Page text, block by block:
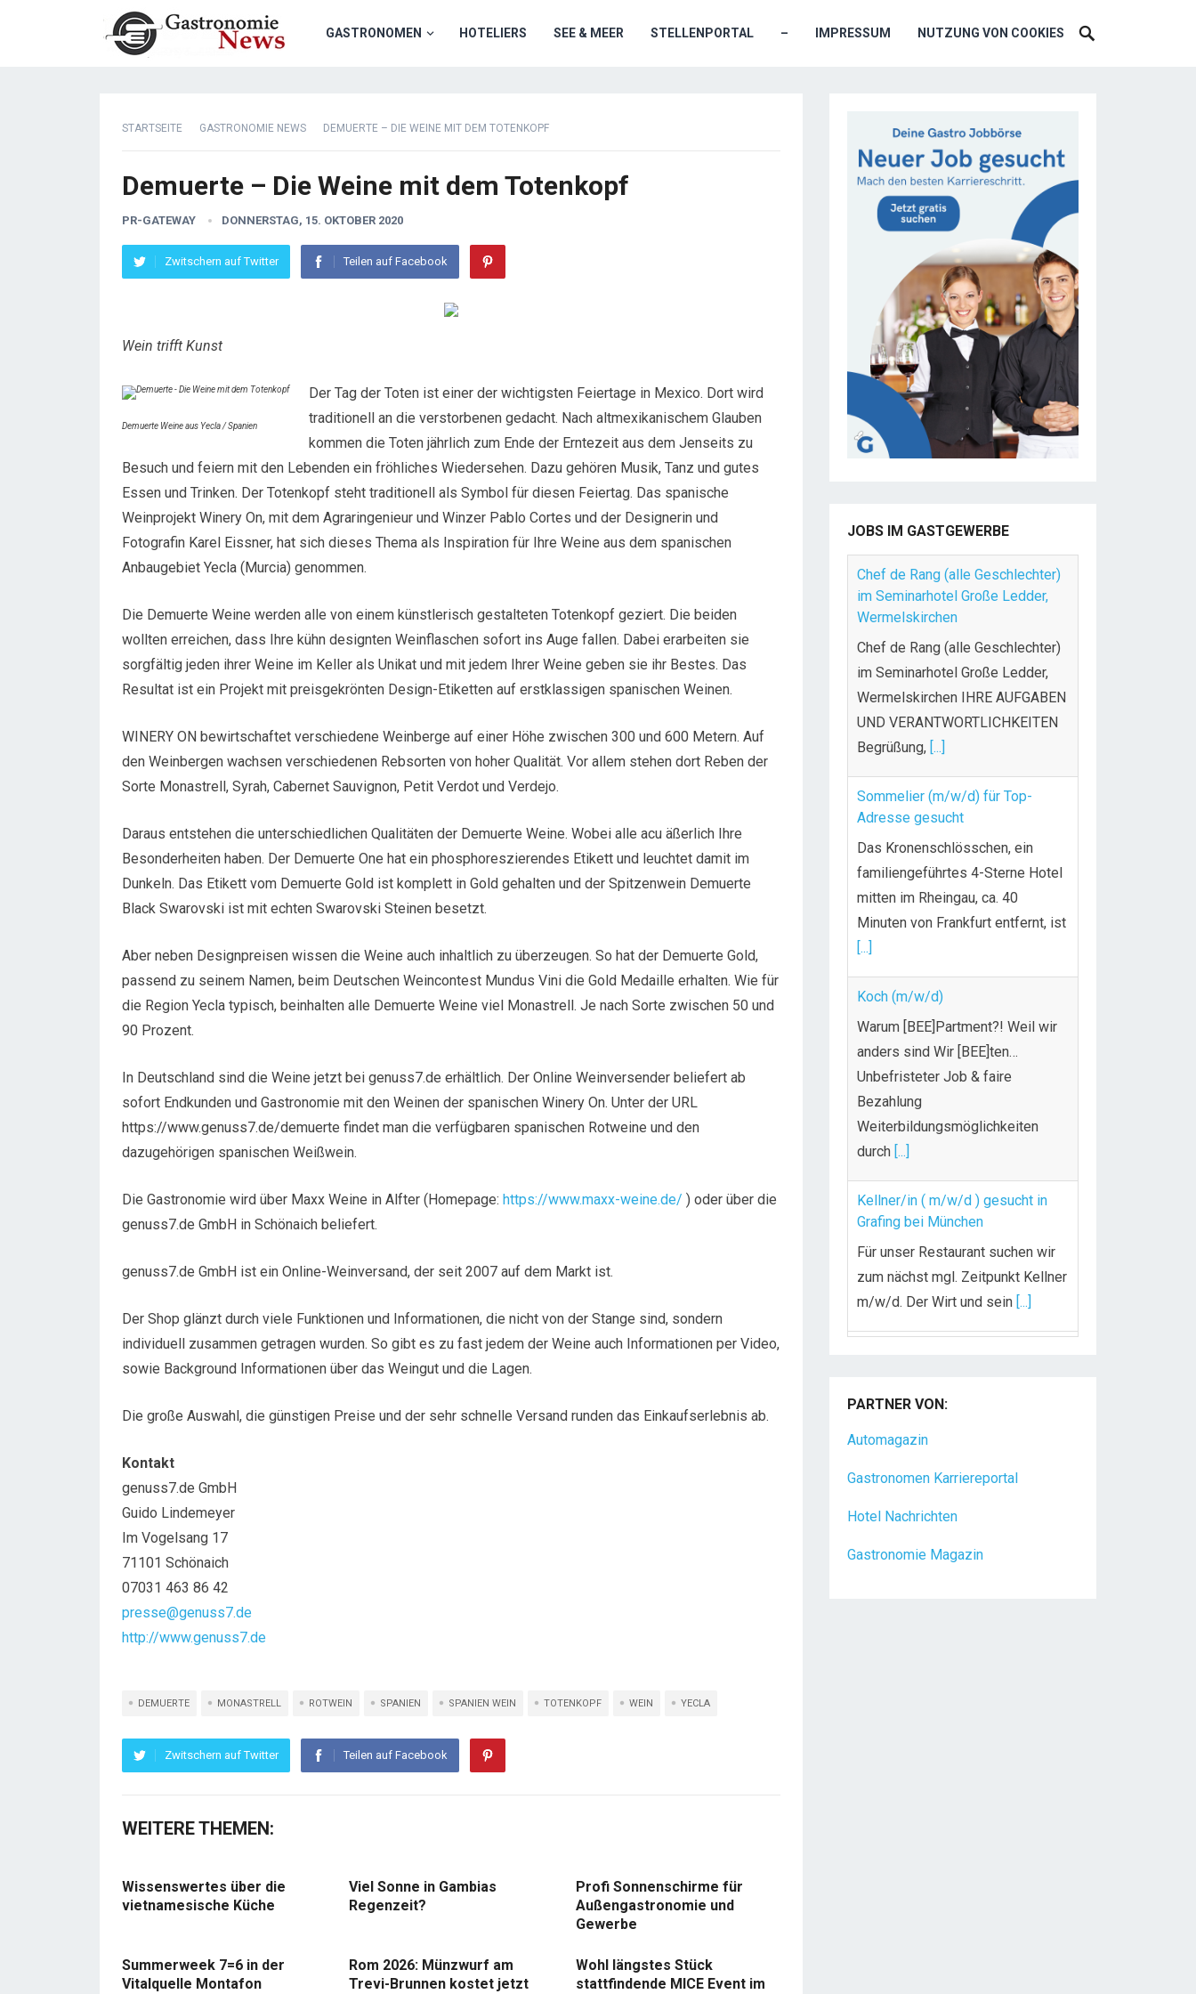
GASTRONOMEN HOTELIERS SEE & MEER STELLENPORTAL – IMPRESSUM NUTZUNG VON COOKIES
STARTSEITE GASTRONOMIE NEWS DEMUERTE – DIE WEINE MIT DEM TOTENKOPF
Demuerte – Die Weine mit dem Totenkopf
PR-GATEWAY DONNERSTAG, 15. OKTOBER 2020
Zwitschern auf Twitter Teilen auf Facebook
Wein trifft Kunst
Demuerte Weine aus Yecla / Spanien
Der Tag der Toten ist einer der wichtigsten Feiertage in Mexico. Dort wird
traditionell an die verstorbenen gedacht. Nach altmexikanischem Glauben
kommen die Toten jährlich zum Ende der Erntezeit aus dem Jenseits zu
Besuch und feiern mit den Lebenden ein fröhliches Wiedersehen. Dazu gehören Musik, Tanz und gutes
Essen und Trinken. Der Totenkopf steht traditionell als Symbol für diesen Feiertag. Das spanische
Weinprojekt Winery On, mit dem Agraringenieur und Winzer Pablo Cortes und der Designerin und
Fotografin Karel Eissner, hat sich dieses Thema als Inspiration für Ihre Weine aus dem spanischen
Anbaugebiet Yecla (Murcia) genommen.
Die Demuerte Weine werden alle von einem künstlerisch gestalteten Totenkopf geziert. Die beiden
wollten erreichen, dass Ihre kühn designten Weinflaschen sofort ins Auge fallen. Dabei erarbeiten sie
sorgfältig jeden ihrer Weine im Keller als Unikat und mit jedem Ihrer Weine geben sie ihr Bestes. Das
Resultat ist ein Projekt mit preisgekrönten Design-Etiketten auf erstklassigen spanischen Weinen.
WINERY ON bewirtschaftet verschiedene Weinberge auf einer Höhe zwischen 300 und 600 Metern. Auf
den Weinbergen wachsen verschiedenen Rebsorten von hoher Qualität. Vor allem stehen dort Reben der
Sorte Monastrell, Syrah, Cabernet Sauvignon, Petit Verdot und Verdejo.
Daraus entstehen die unterschiedlichen Qualitäten der Demuerte Weine. Wobei alle acu äßerlich Ihre
Besonderheiten haben. Der Demuerte One hat ein phosphoreszierendes Etikett und leuchtet damit im
Dunkeln. Das Etikett vom Demuerte Gold ist komplett in Gold gehalten und der Spitzenwein Demuerte
Black Swarovski ist mit echten Swarovski Steinen besetzt.
Aber neben Designpreisen wissen die Weine auch inhaltlich zu überzeugen. So hat der Demuerte Gold,
passend zu seinem Namen, beim Deutschen Weincontest Mundus Vini die Gold Medaille erhalten. Wie für
die Region Yecla typisch, beinhalten alle Demuerte Weine viel Monastrell. Je nach Sorte zwischen 50 und
90 Prozent.
In Deutschland sind die Weine jetzt bei genuss7.de erhältlich. Der Online Weinversender beliefert ab
sofort Endkunden und Gastronomie mit den Weinen der spanischen Winery On. Unter der URL
https://www.genuss7.de/demuerte findet man die verfügbaren spanischen Rotweine und den
dazugehörigen spanischen Weißwein.
Die Gastronomie wird über Maxx Weine in Alfter (Homepage: https://www.maxx-weine.de/ ) oder über die
genuss7.de GmbH in Schönaich beliefert.
genuss7.de GmbH ist ein Online-Weinversand, der seit 2007 auf dem Markt ist.
Der Shop glänzt durch viele Funktionen und Informationen, die nicht von der Stange sind, sondern
individuell zusammen getragen wurden. So gibt es zu fast jedem der Weine auch Informationen per Video,
sowie Background Informationen über das Weingut und die Lagen.
Die große Auswahl, die günstigen Preise und der sehr schnelle Versand runden das Einkaufserlebnis ab.
Kontakt
genuss7.de GmbH
Guido Lindemeyer
Im Vogelsang 17
71101 Schönaich
07031 463 86 42
presse@genuss7.de
http://www.genuss7.de
DEMUERTE MONASTRELL ROTWEIN SPANIEN SPANIEN WEIN TOTENKOPF WEIN YECLA
Zwitschern auf Twitter Teilen auf Facebook
WEITERE THEMEN:
Wissenswertes über die
vietnamesische Küche
Viel Sonne in Gambias
Regenzeit?
Profi Sonnenschirme für
Außengastronomie und
Gewerbe
Summerweek 7=6 in der
Vitalquelle Montafon
Rom 2026: Münzwurf am
Trevi-Brunnen kostet jetzt
Wohl längstes Stück
stattfindende MICE Event im
JOBS IM GASTGEWERBE
Chef de Rang (alle Geschlechter)
im Seminarhotel Große Ledder,
Wermelskirchen
Chef de Rang (alle Geschlechter)
im Seminarhotel Große Ledder,
Wermelskirchen IHRE AUFGABEN
UND VERANTWORTLICHKEITEN
Begrüßung, [...]
Sommelier (m/w/d) für Top-
Adresse gesucht
Das Kronenschlösschen, ein
familiengeführtes 4-Sterne Hotel
mitten im Rheingau, ca. 40
Minuten von Frankfurt entfernt, ist
[...]
Koch (m/w/d)
Warum [BEE]Partment?! Weil wir
anders sind Wir [BEE]ten…
Unbefristeter Job & faire
Bezahlung
Weiterbildungsmöglichkeiten
durch [...]
Kellner/in ( m/w/d ) gesucht in
Grafing bei München
Für unser Restaurant suchen wir
zum nächst mgl. Zeitpunkt Kellner
m/w/d. Der Wirt und sein [...]
Dein Arbeitsplatz mit
(m/w/d) Du bist Gastgeber aus
Leidenschaft und liebst[...]
PARTNER VON:
Automagazin
Gastronomen Karriereportal
Hotel Nachrichten
Gastronomie Magazin